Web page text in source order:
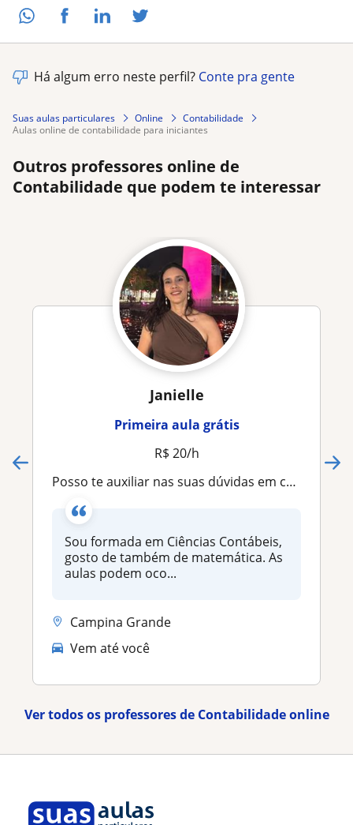
Há algum erro neste perfil? Conte pra gente
Suas aulas particulares Online
Contabilidade
aulas online de contabilidade para iniciantes
Outros professores online de
Contabilidade que podem te interessar
Janielle
Primeira aula grátis
R$ 20/h
Posso te auxiliar nas suas dúvidas em contabilidade
Sou formada em Ciências Contábeis,
gosto de também de matemática. As
aulas podem oco...
Campina Grande
Vem até você
Ver todos os professores de Contabilidade online